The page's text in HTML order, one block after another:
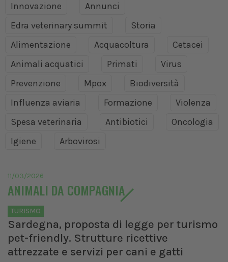
Innovazione
Annunci
Edra veterinary summit
Storia
Alimentazione
Acquacoltura
Cetacei
Animali acquatici
Primati
Virus
Prevenzione
Mpox
Biodiversità
Influenza aviaria
Formazione
Violenza
Spesa veterinaria
Antibiotici
Oncologia
Igiene
Arbovirosi
11/03/2026
ANIMALI DA COMPAGNIA
TURISMO
Sardegna, proposta di legge per turismo
pet-friendly. Strutture ricettive
attrezzate e servizi per cani e gatti